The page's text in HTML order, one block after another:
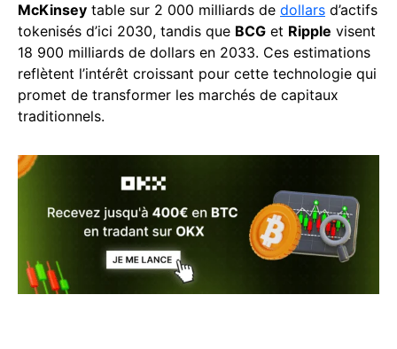
McKinsey table sur 2 000 milliards de dollars d’actifs
tokenisés d’ici 2030, tandis que BCG et Ripple visent
18 900 milliards de dollars en 2033. Ces estimations
reflètent l’intérêt croissant pour cette technologie qui
promet de transformer les marchés de capitaux
traditionnels.